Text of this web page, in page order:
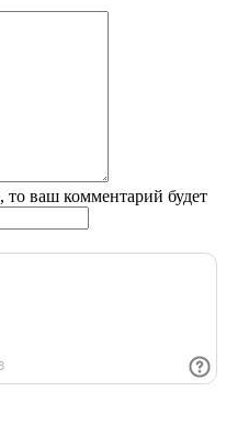
то ваш комментарий будет